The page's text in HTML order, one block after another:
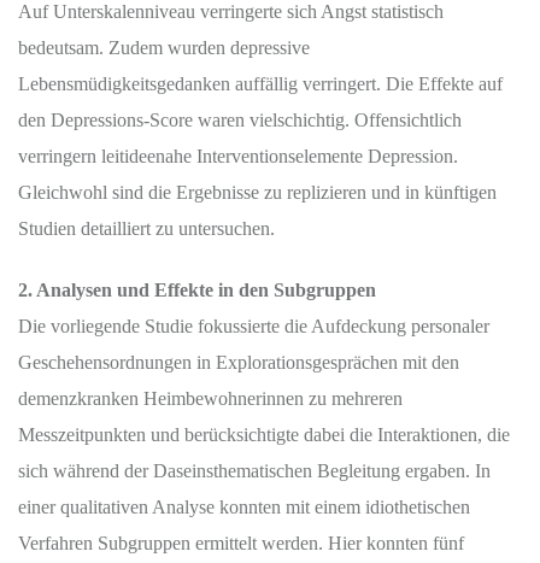
Auf Unterskalenniveau verringerte sich Angst statistisch
bedeutsam. Zudem wurden depressive
Lebensmüdigkeitsgedanken auffällig verringert. Die Effekte auf
den Depressions-Score waren vielschichtig. Offensichtlich
verringern leitideenahe Interventionselemente Depression.
Gleichwohl sind die Ergebnisse zu replizieren und in künftigen
Studien detailliert zu untersuchen.
2. Analysen und Effekte in den Subgruppen
Die vorliegende Studie fokussierte die Aufdeckung personaler
Geschehensordnungen in Explorationsgesprächen mit den
demenzkranken Heimbewohnerinnen zu mehreren
Messzeitpunkten und berücksichtigte dabei die Interaktionen, die
sich während der Daseinsthematischen Begleitung ergaben. In
einer qualitativen Analyse konnten mit einem idiothetischen
Verfahren Subgruppen ermittelt werden. Hier konnten fünf